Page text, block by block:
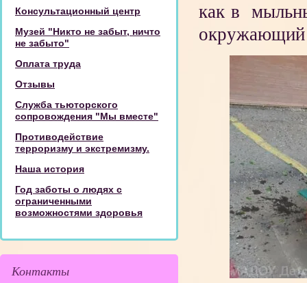
как в
Консультационный центр
Музей "Никто не забыт, ничто
не забыто"
Оплата труда
Отзывы
Служба тьюторского
сопровождения "Мы вместе"
Противодействие
терроризму и экстремизму.
Наша история
Год заботы о людях с
ограниченными
возможностями здоровья
Контакты